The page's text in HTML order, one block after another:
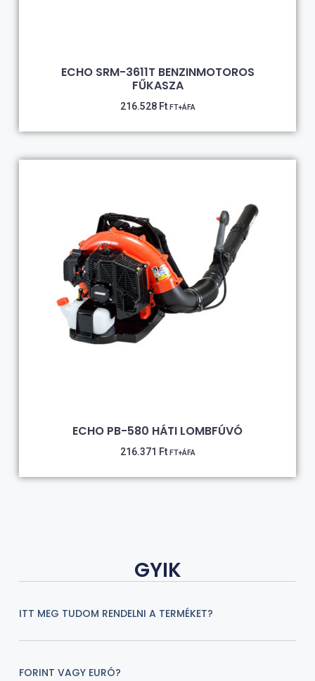
ECHO SRM-3611T BENZINMOTOROS
FŰKASZA
216.528 Ft FT+ÁFA
ECHO PB-580 HÁTI LOMBFÚVÓ
216.371 Ft FT+ÁFA
GYIK
ITT MEG TUDOM RENDELNI A TERMÉKET?
FORINT VAGY EURÓ?